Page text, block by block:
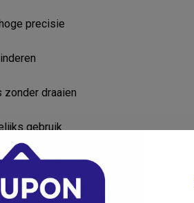
precisie
draaien
gebruik